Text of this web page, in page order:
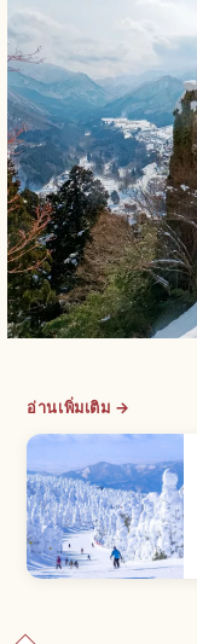
อ่านเพิ่มเติม →